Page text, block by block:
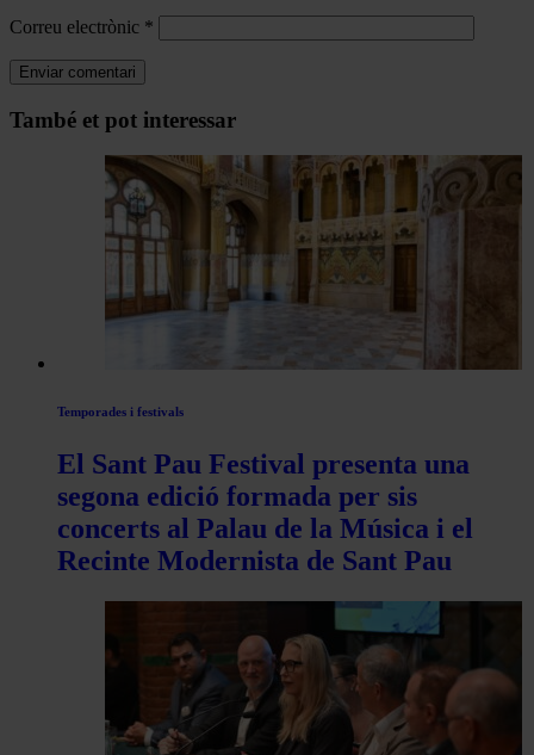
Correu electrònic *
Navegar
També et pot interessar
Temporades i festivals
El Sant Pau Festival presenta una
segona edició formada per sis
concerts al Palau de la Música i el
Recinte Modernista de Sant Pau